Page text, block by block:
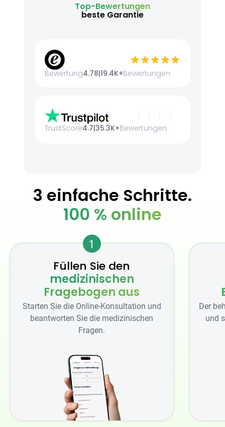
Top-Bewertungen
beste Garantie
Bewertung4.78|19.4K+Bewertungen
TrustScore4.7|35.3K+Bewertungen
3 einfache Schritte.
100 % online
1
Füllen Sie den
medizinischen
Fragebogen aus
Starten Sie die Online-Konsultation und
beantworten Sie die medizinischen
Fragen.
Der
und